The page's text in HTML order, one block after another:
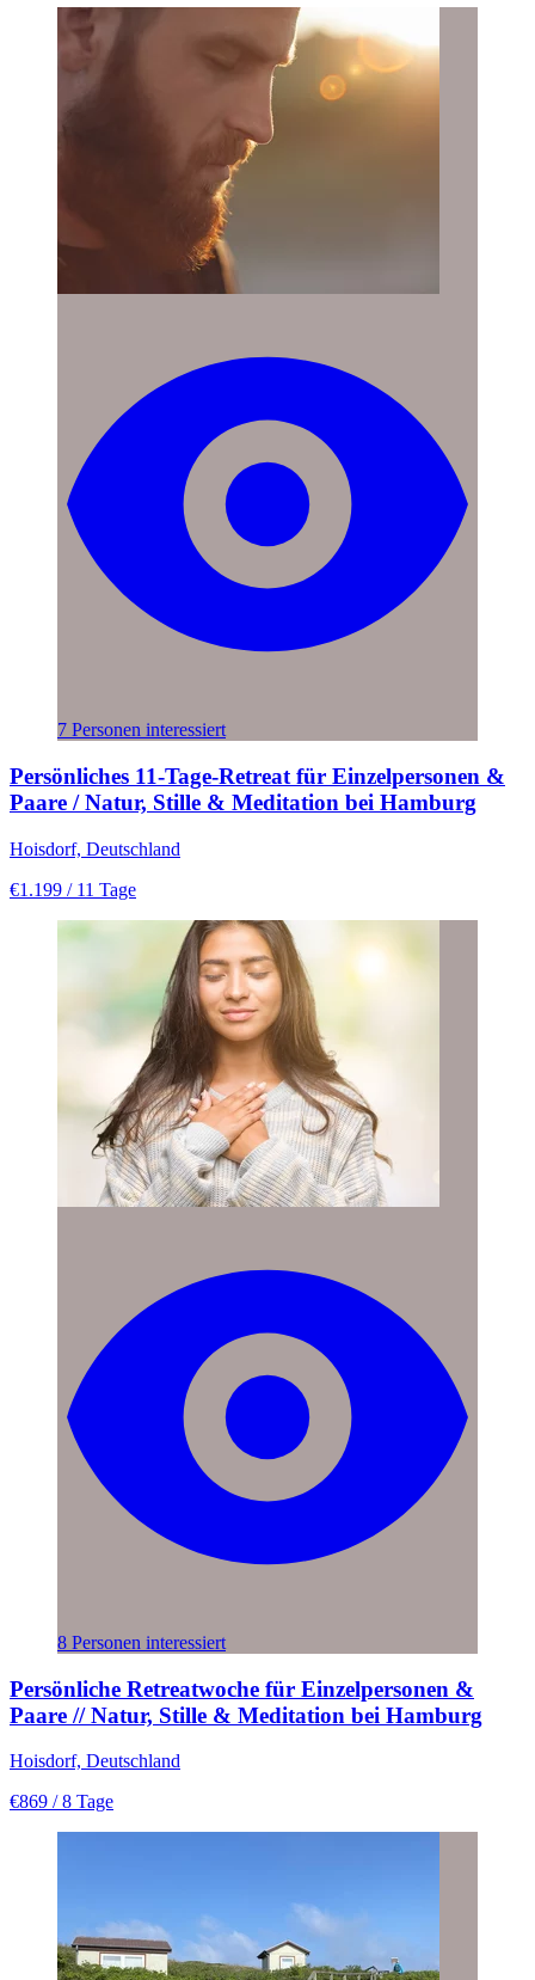
7 Personen interessiert
Persönliches 11-Tage-Retreat für Einzelpersonen &
Paare / Natur, Stille & Meditation bei Hamburg
Hoisdorf, Deutschland
€1.199 / 11 Tage
8 Personen interessiert
Persönliche Retreatwoche für Einzelpersonen &
Paare // Natur, Stille & Meditation bei Hamburg
Hoisdorf, Deutschland
€869 / 8 Tage